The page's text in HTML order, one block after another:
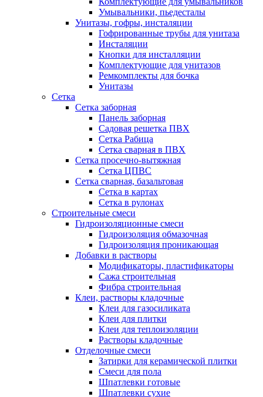
Умывальники, пьедесталы
Унитазы, гофры, инсталяции
Гофрированные трубы для унитаза
Инсталяции
Кнопки для инсталляции
Комплектующие для унитазов
Ремкомплекты для бочка
Унитазы
Сетка
Сетка заборная
Панель заборная
Садовая решетка ПВХ
Сетка Рабица
Сетка сварная в ПВХ
Сетка просечно-вытяжная
Сетка ЦПВС
Сетка сварная, базальтовая
Сетка в картах
Сетка в рулонах
Строительные смеси
Гидроизоляционные смеси
Гидроизоляция обмазочная
Гидроизоляция проникающая
Добавки в растворы
Модификаторы, пластификаторы
Сажа строительная
Фибра строительная
Клеи, растворы кладочные
Клеи для газосиликата
Клеи для плитки
Клеи для теплоизоляции
Растворы кладочные
Отделочные смеси
Затирки для керамической плитки
Смеси для пола
Шпатлевки готовые
Шпатлевки сухие